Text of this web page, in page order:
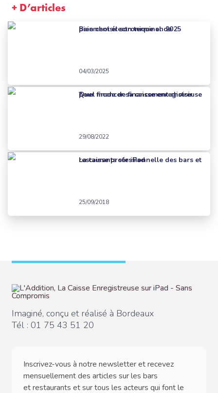
+ D’articles
Bien choisir son terminal de paiement électronique en 2025
04/03/2025
Quel mode de financement choisir pour financer sa caisse enregistreuse ?
29/08/2022
La caisse professionnelle des bars et restaurants sur iPad
25/09/2018
Imaginé, conçu et réalisé à Bordeaux
Tél : 01 75 43 51 20
Inscrivez-vous à notre newsletter et recevez
mensuellement des articles sur les bars
et restaurants et sur tous les acteurs qui font le